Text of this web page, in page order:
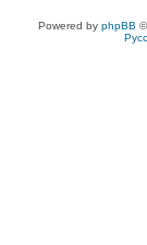
Powered by phpBB